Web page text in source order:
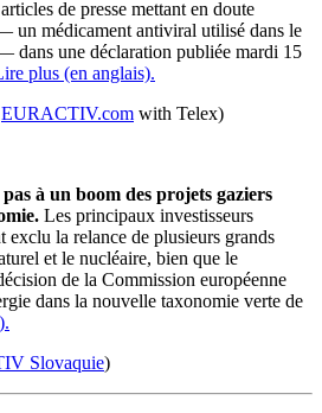
de presse mettant en doute
un médicament antiviral utilisé dans le
dans une déclaration publiée mardi 15
plus (en anglais).
EURACTIV.com with Telex)
à un boom des projets gaziers
Les principaux investisseurs
exclu la relance de plusieurs grands
et le nucléaire, bien que le
de la Commission européenne
dans la nouvelle taxonomie verte de
Slovaquie)